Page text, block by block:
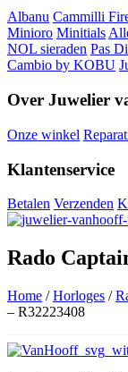
Albanu Cammilli
Minioro Minitials
NOL sieraden Pas
Cambio by KOBU
Over Juwelier
Onze winkel
Klantenservice
Betalen Verzenden
Rado
Home /Horloges /
– R32223408